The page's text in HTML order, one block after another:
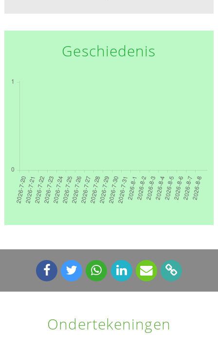
Geschiedenis
Ondertekeningen